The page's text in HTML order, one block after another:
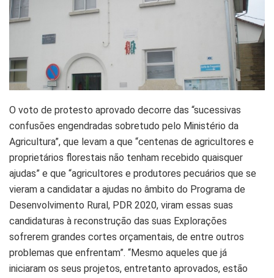
O voto de protesto aprovado decorre das “sucessivas
confusões engendradas sobretudo pelo Ministério da
Agricultura”, que levam a que “centenas de agricultores e
proprietários florestais não tenham recebido quaisquer
ajudas” e que “agricultores e produtores pecuários que se
vieram a candidatar a ajudas no âmbito do Programa de
Desenvolvimento Rural, PDR 2020, viram essas suas
candidaturas à reconstrução das suas Explorações
sofrerem grandes cortes orçamentais, de entre outros
problemas que enfrentam”. “Mesmo aqueles que já
iniciaram os seus projetos, entretanto aprovados, estão